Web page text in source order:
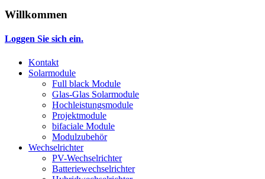
Willkommen
Loggen Sie sich ein.
Kontakt
Solarmodule
Full black Module
Glas-Glas Solarmodule
Hochleistungsmodule
Projektmodule
bifaciale Module
Modulzubehör
Wechselrichter
PV-Wechselrichter
Batteriewechselrichter